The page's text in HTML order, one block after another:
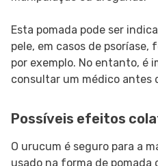
Esta pomada pode ser
pele, em casos de psoríase,
por exemplo. No entanto, é
consultar um médico antes
Possíveis efeitos
O urucum é seguro para a
usado na forma de pomada